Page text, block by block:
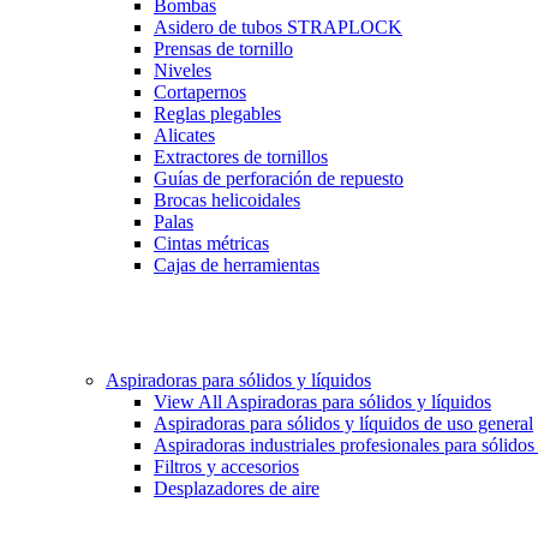
Bombas
Asidero de tubos STRAPLOCK
Prensas de tornillo
Niveles
Cortapernos
Reglas plegables
Alicates
Extractores de tornillos
Guías de perforación de repuesto
Brocas helicoidales
Palas
Cintas métricas
Cajas de herramientas
Aspiradoras para sólidos y líquidos
View All Aspiradoras para sólidos y líquidos
Aspiradoras para sólidos y líquidos de uso general
Aspiradoras industriales profesionales para
Filtros y accesorios
Desplazadores de aire